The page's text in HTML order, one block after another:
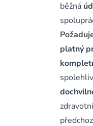
běžná
platný